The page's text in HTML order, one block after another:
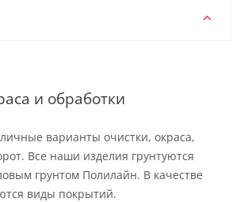
и обработки
варианты очистки, окраса,
Все наши изделия грунтуются
грунтом Полилайн. В качестве
виды покрытий.